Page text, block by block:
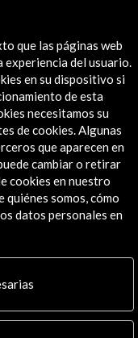
que las páginas web
experiencia del usuario.
en su dispositivo si
de esta
necesitamos su
de cookies. Algunas
que aparecen en
cambiar o retirar
cookies en nuestro
somos, cómo
datos personales en